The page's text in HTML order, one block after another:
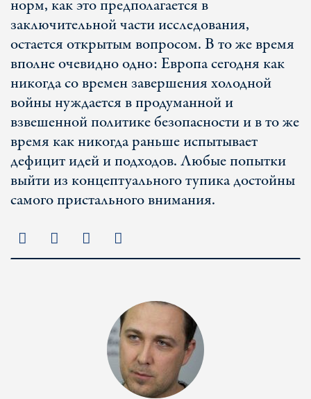
норм, как это предполагается в
заключительной части исследования,
остается открытым вопросом. В то же время
вполне очевидно одно: Европа сегодня как
никогда со времен завершения холодной
войны нуждается в продуманной и
взвешенной политике безопасности и в то же
время как никогда раньше испытывает
дефицит идей и подходов. Любые попытки
выйти из концептуального тупика достойны
самого пристального внимания.